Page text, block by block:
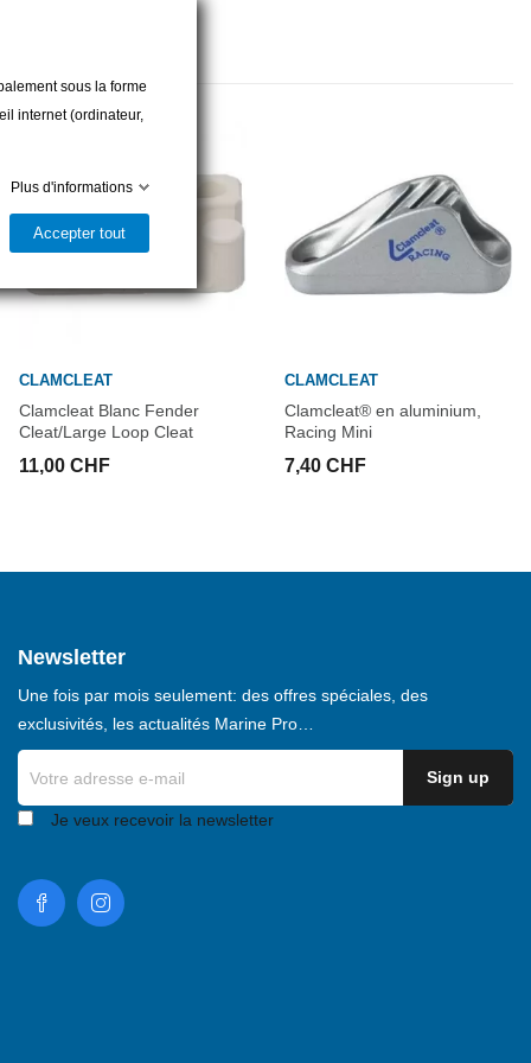
CLAMCLEAT
Clamcleat Blanc Fender
Cleat/Large Loop Cleat
11,00 CHF
CLAMCLEAT
Clamcleat® en aluminium,
Racing Mini
7,40 CHF
Newsletter
Une fois par mois seulement: des offres spéciales, des
exclusivités, les actualités Marine Pro…
Je veux recevoir la newsletter
sous la forme
internet (ordinateur,
Plus d'informations
Accepter tout